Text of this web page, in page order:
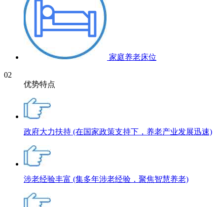
家庭养老床位
02
优势特点
政府大力扶持 (在国家政策支持下，养老产业发展迅速)
涉老经验丰富 (集多年涉老经验，聚焦智慧养老)